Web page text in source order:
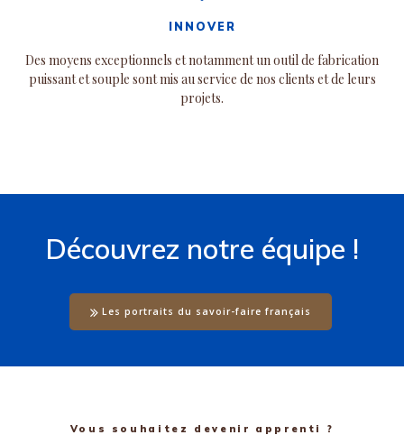
INNOVER
Des moyens exceptionnels et notamment un outil de fabrication
puissant et souple sont mis au service de nos clients et de leurs
projets.
Découvrez notre équipe !
Les portraits du savoir-faire français
Vous souhaitez devenir apprenti ?